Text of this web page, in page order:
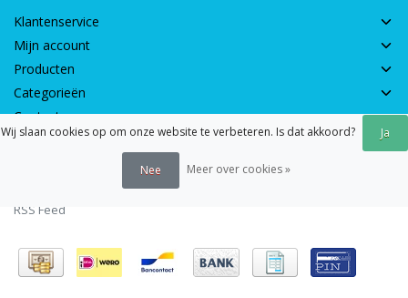
Klantenservice
Mijn account
Producten
Categorieën
Contactgegevens
© 2026 - Earth Games | Realisatie:webshop-service.nl
Algemene voorwaarden|Disclaimer
RSS Feed
Wij slaan cookies op om onze website te verbeteren. Is dat akkoord? Ja
Nee Meer over cookies »